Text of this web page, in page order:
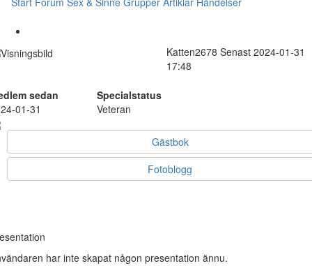
Katten2678 Senast 2024-01-31
17:48
sedan
Specialstatus
01-31
Veteran
Gästbok
Fotoblogg
har inte skapat någon presentation ännu.